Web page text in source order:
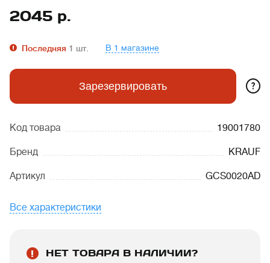
2045 р.
Последняя 1 шт. В 1 магазине
Зарезервировать ?
Код товара 19001780
Бренд KRAUF
Артикул GCS0020AD
Все характеристики
НЕТ ТОВАРА В НАЛИЧИИ?